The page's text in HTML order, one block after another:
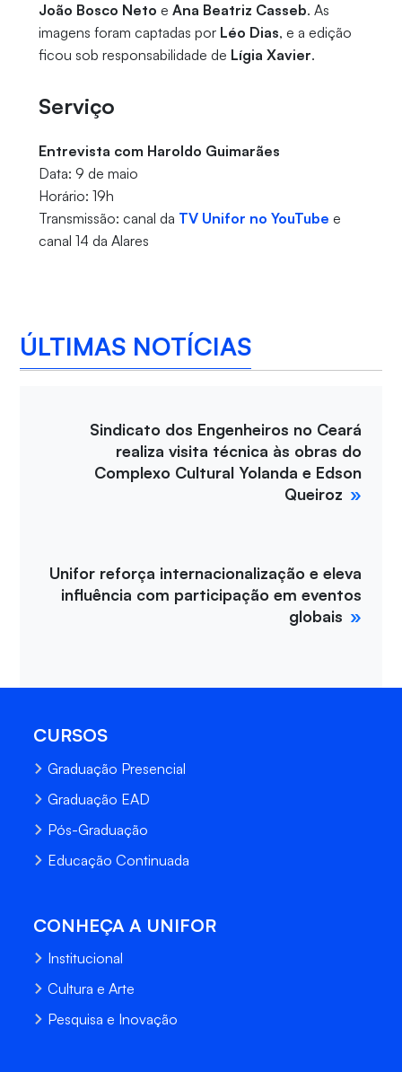
João Bosco Neto e Ana Beatriz Casseb. As
imagens foram captadas por Léo Dias, e a edição
ficou sob responsabilidade de Lígia Xavier.
Serviço
Entrevista com Haroldo Guimarães
Data: 9 de maio
Horário: 19h
Transmissão: canal da TV Unifor no YouTube e
canal 14 da Alares
ÚLTIMAS NOTÍCIAS
Sindicato dos Engenheiros no Ceará
realiza visita técnica às obras do
Complexo Cultural Yolanda e Edson
Queiroz
Unifor reforça internacionalização e eleva
influência com participação em eventos
globais
CURSOS
Graduação Presencial
Graduação EAD
Pós-Graduação
Educação Continuada
CONHEÇA A UNIFOR
Institucional
Cultura e Arte
Pesquisa e Inovação